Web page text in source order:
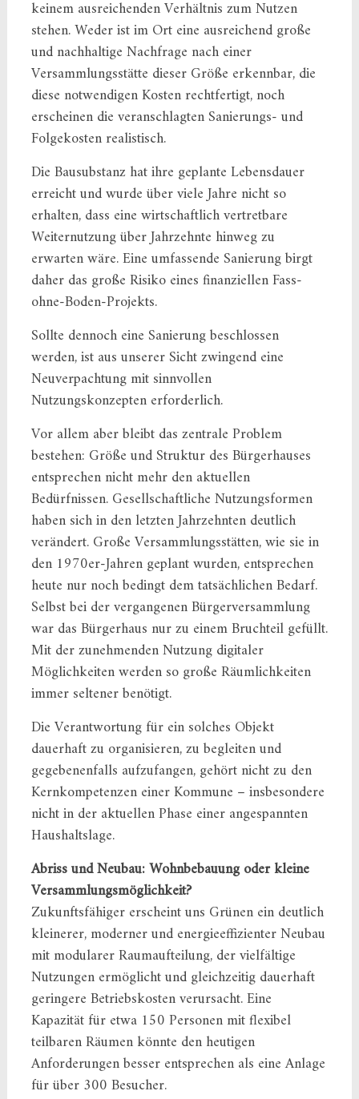
keinem ausreichenden Verhältnis zum Nutzen
stehen. Weder ist im Ort eine ausreichend große
und nachhaltige Nachfrage nach einer
Versammlungsstätte dieser Größe erkennbar, die
diese notwendigen Kosten rechtfertigt, noch
erscheinen die veranschlagten Sanierungs- und
Folgekosten realistisch.
Die Bausubstanz hat ihre geplante Lebensdauer
erreicht und wurde über viele Jahre nicht so
erhalten, dass eine wirtschaftlich vertretbare
Weiternutzung über Jahrzehnte hinweg zu
erwarten wäre. Eine umfassende Sanierung birgt
daher das große Risiko eines finanziellen Fass-
ohne-Boden-Projekts.
Sollte dennoch eine Sanierung beschlossen
werden, ist aus unserer Sicht zwingend eine
Neuverpachtung mit sinnvollen
Nutzungskonzepten erforderlich.
Vor allem aber bleibt das zentrale Problem
bestehen: Größe und Struktur des Bürgerhauses
entsprechen nicht mehr den aktuellen
Bedürfnissen. Gesellschaftliche Nutzungsformen
haben sich in den letzten Jahrzehnten deutlich
verändert. Große Versammlungsstätten, wie sie in
den 1970er-Jahren geplant wurden, entsprechen
heute nur noch bedingt dem tatsächlichen Bedarf.
Selbst bei der vergangenen Bürgerversammlung
war das Bürgerhaus nur zu einem Bruchteil gefüllt.
Mit der zunehmenden Nutzung digitaler
Möglichkeiten werden so große Räumlichkeiten
immer seltener benötigt.
Die Verantwortung für ein solches Objekt
dauerhaft zu organisieren, zu begleiten und
gegebenenfalls aufzufangen, gehört nicht zu den
Kernkompetenzen einer Kommune – insbesondere
nicht in der aktuellen Phase einer angespannten
Haushaltslage.
Abriss und Neubau: Wohnbebauung oder kleine
Versammlungsmöglichkeit?
Zukunftsfähiger erscheint uns Grünen ein deutlich
kleinerer, moderner und energieeffizienter Neubau
mit modularer Raumaufteilung, der vielfältige
Nutzungen ermöglicht und gleichzeitig dauerhaft
geringere Betriebskosten verursacht. Eine
Kapazität für etwa 150 Personen mit flexibel
teilbaren Räumen könnte den heutigen
Anforderungen besser entsprechen als eine Anlage
für über 300 Besucher.